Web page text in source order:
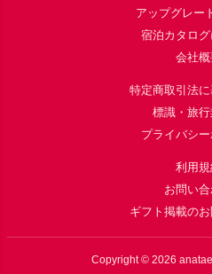
アップグレー
宿泊カタロ
会社
特定商取引法
標識・旅
プライバシ
利用規
お問い
ギフト掲載の
Copyright © 2026